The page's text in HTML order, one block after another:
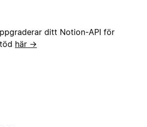
ditt Notion-API för
här →